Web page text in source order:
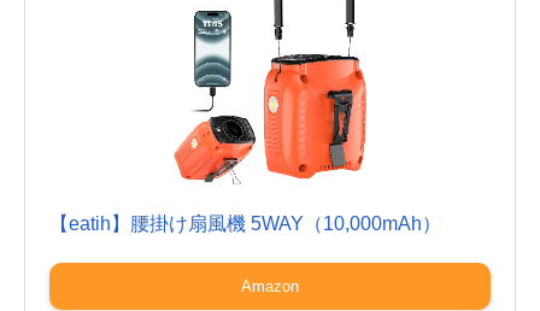
【eatih】腰掛け扇風機 5WAY（10,000mAh）
Amazon